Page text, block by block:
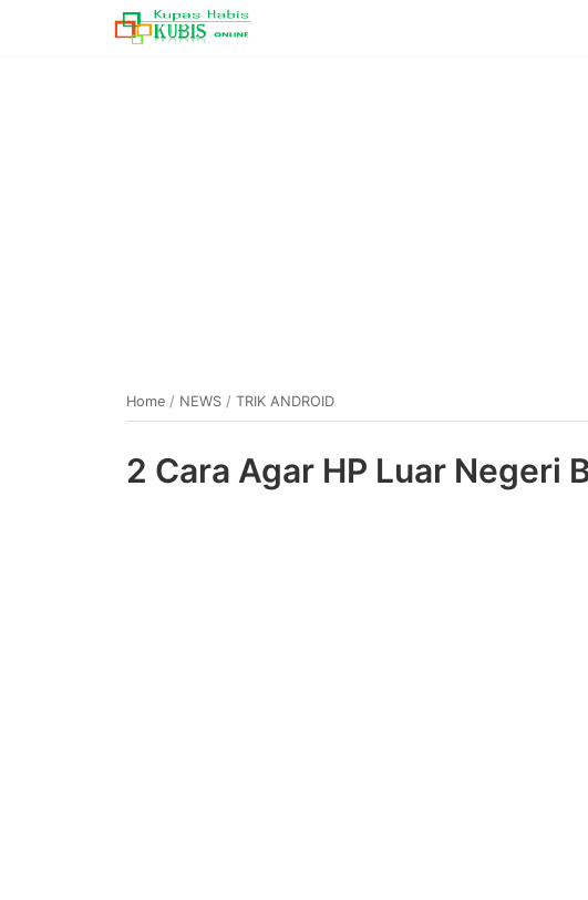
Home / NEWS / TRIK ANDROID
2 Cara Agar HP Luar Negeri